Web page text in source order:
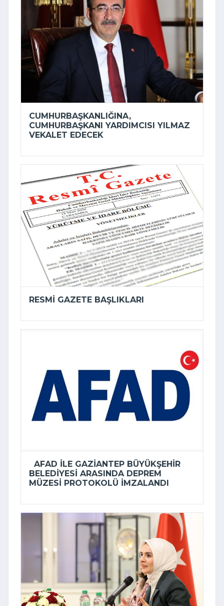
CUMHURBAŞKANLIĞINA,
CUMHURBAŞKANI YARDIMCISI YILMAZ
VEKALET EDECEK
RESMI GAZETE BAŞLIKLARI
AFAD ILE GAZIANTEP BÜYÜKŞEHIR
BELEDIYESI ARASINDA DEPREM
MÜZESI PROTOKOLÜ IMZALANDI